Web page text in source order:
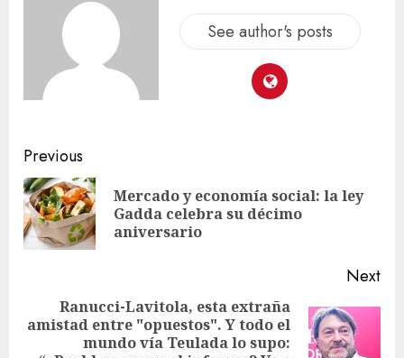
See author's posts
Previous
Mercado y economía social: la ley
Gadda celebra su décimo
aniversario
Next
Ranucci-Lavitola, esta extraña
amistad entre "opuestos". Y todo el
mundo vía Teulada lo supo: